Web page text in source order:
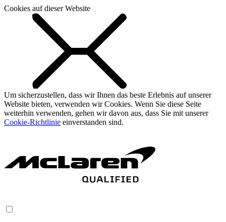
Cookies auf dieser Website
Um sicherzustellen, dass wir Ihnen das beste Erlebnis auf unserer
Website bieten, verwenden wir Cookies. Wenn Sie diese Seite
weiterhin verwenden, gehen wir davon aus, dass Sie mit unserer
Cookie-Richtlinie einverstanden sind.